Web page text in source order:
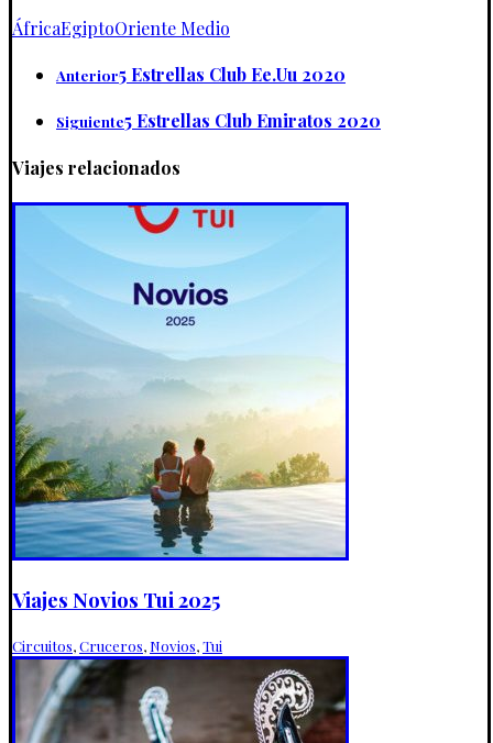
ÁfricaEgiptoOriente Medio
Anterior5 Estrellas Club Ee.Uu 2020
Siguiente5 Estrellas Club Emiratos 2020
Viajes relacionados
Viajes Novios Tui 2025
Circuitos,Cruceros, Novios,Tui